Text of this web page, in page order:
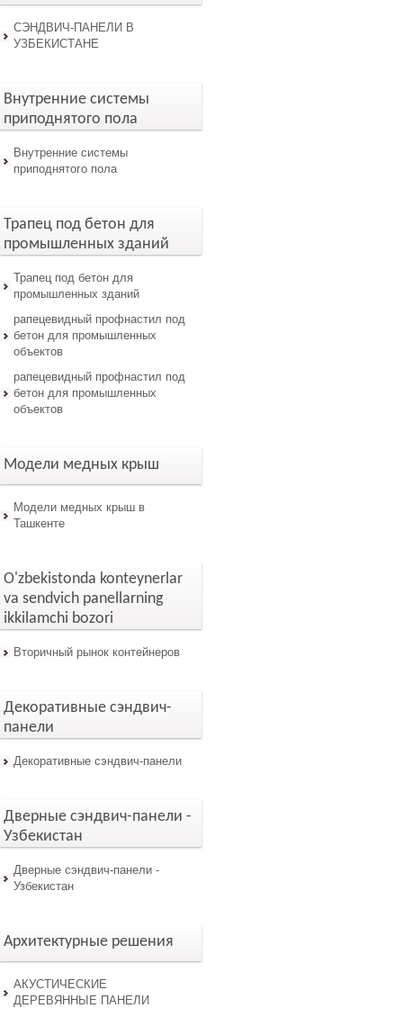
СЭНДВИЧ-ПАНЕЛИ В
УЗБЕКИСТАНЕ
Внутренние системы
приподнятого пола
Внутренние системы
приподнятого пола
Трапец под бетон для
промышленных зданий
Трапец под бетон для
промышленных зданий
рапецевидный профнастил под
бетон для промышленных
объектов
рапецевидный профнастил под
бетон для промышленных
объектов
Модели медных крыш
Модели медных крыш в
Ташкенте
O'zbekistonda konteynerlar
va sendvich panellarning
ikkilamchi bozori
Вторичный рынок контейнеров
Декоративные сэндвич-
панели
Декоративные сэндвич-панели
Дверные сэндвич-панели -
Узбекистан
Дверные сэндвич-панели -
Узбекистан
Архитектурные решения
АКУСТИЧЕСКИЕ
ДЕРЕВЯННЫЕ ПАНЕЛИ